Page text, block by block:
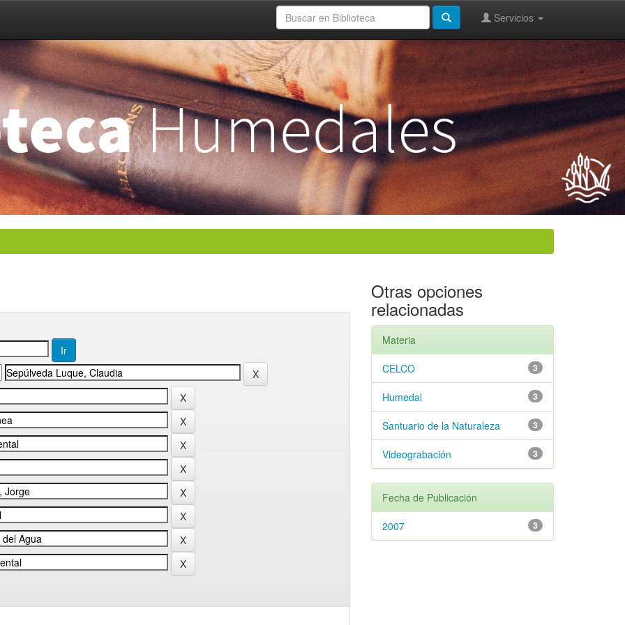
Servicios
Otras opciones
relacionadas
Materia
3
CELCO
3
Humedal
3
Santuario de la Naturaleza
3
Videograbación
Fecha de Publicación
3
2007